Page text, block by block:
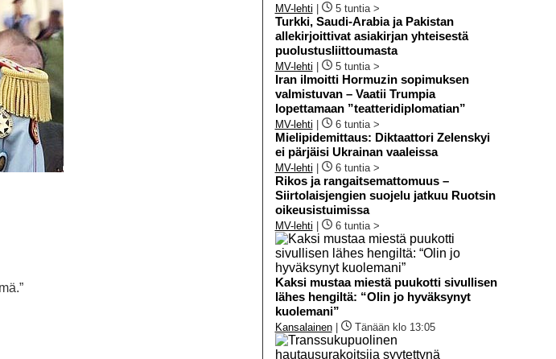
MV-lehti 5 tuntia >
Turkki, Saudi-Arabia ja Pakistan
allekirjoittivat asiakirjan yhteisestä
puolustusliittoumasta
MV-lehti 5 tuntia >
Iran ilmoitti Hormuzin sopimuksen
valmistuvan – Vaatii Trumpia
lopettamaan ”teatteridiplomatian”
MV-lehti 6 tuntia >
Mielipidemittaus: Diktaattori Zelenskyi
ei pärjäisi Ukrainan vaaleissa
MV-lehti 6 tuntia >
Rikos ja rangaitsemattomuus –
Siirtolaisjengien suojelu jatkuu Ruotsin
oikeusistuimissa
MV-lehti 6 tuntia >
Kaksi mustaa miestä puukotti sivullisen
lähes hengiltä: “Olin jo hyväksynyt
kuolemani”
Kansalainen| Tänään klo 13:05